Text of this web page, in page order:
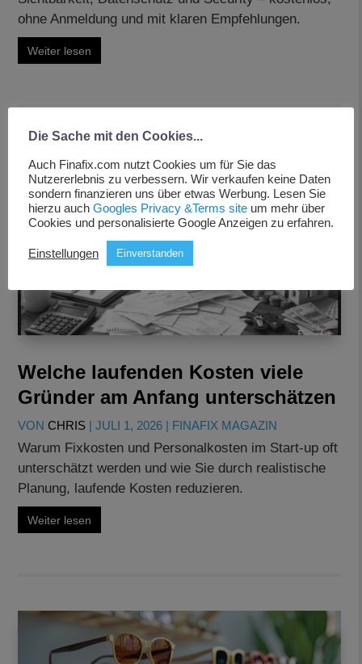
ohne Anmeldung und mit klaren Empfehlungen.
Weiter lesen
Welche laufenden Kosten viele
Gründer am Anfang unterschätzen
VONCHRIS |JULI 1, 2026 | FINAFIX MAGAZIN
Warum Fixkosten und Personalkosten im Start-up oft
unterschätzt werden und wie Sie durch realistische
Planung, laufende Kosten reduzieren.
Weiter lesen
Die Sache mit den Cookies...
Auch Finafix.com nutzt Cookies um für Sie das
Nutzererlebnis zu verbessern. Wir verkaufen keine Daten
sondern finanzieren uns über etwas Werbung. Lesen Sie
hierzu auch Googles Privacy &Terms site um mehr über
Cookies und personalisierte Google Anzeigen zu erfahren.
Einstellungen Einverstanden